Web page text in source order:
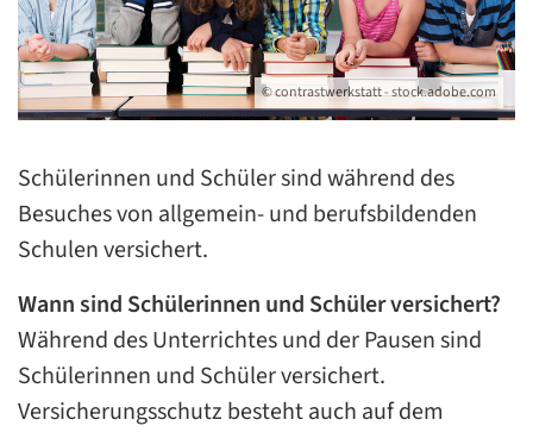
© contrastwerkstatt - stock.adobe.com
Schülerinnen und Schüler sind während des
Besuches von allgemein- und berufsbildenden
Schulen versichert.
Wann sind Schülerinnen und Schüler versichert?
Während des Unterrichtes und der Pausen sind
Schülerinnen und Schüler versichert.
Versicherungsschutz besteht auch auf dem